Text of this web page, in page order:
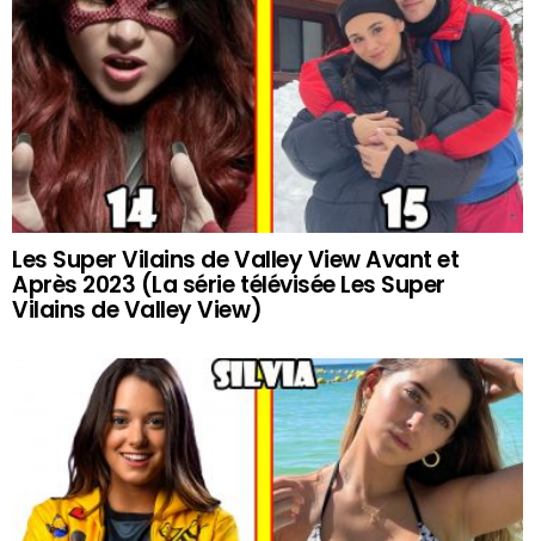
Les Super Vilains de Valley View Avant et
Après 2023 (La série télévisée Les Super
Vilains de Valley View)